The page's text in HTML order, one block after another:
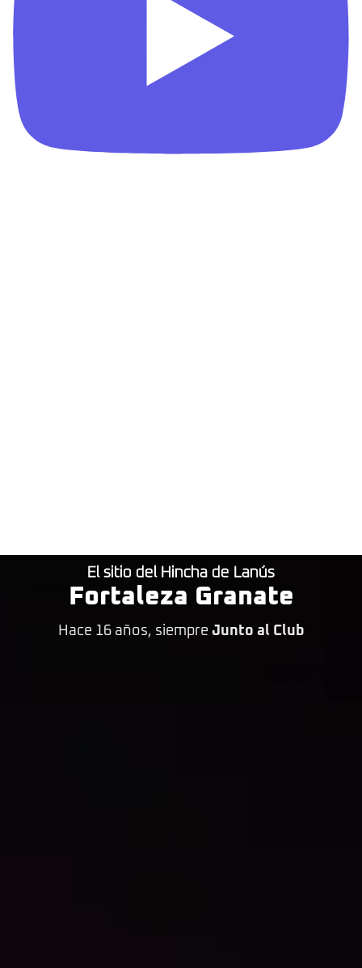
El sitio del Hincha de Lanús
Fortaleza Granate
Hace 16 años, siempre Junto al Club